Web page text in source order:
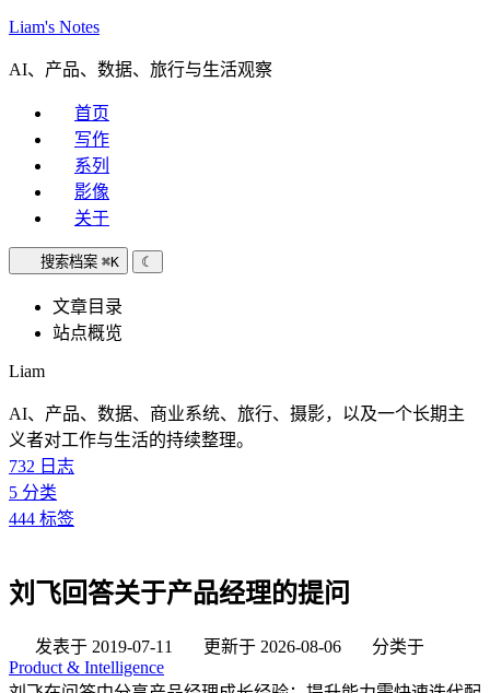
Liam's Notes
AI、产品、数据、旅行与生活观察
首页
写作
系列
影像
关于
搜索档案 ⌘K ☾
文章目录
站点概览
Liam
AI、产品、数据、商业系统、旅行、摄影，以及一个长期主
义者对工作与生活的持续整理。
732 日志
5 分类
444 标签
刘飞回答关于产品经理的提问
发表于 2019-07-11 更新于 2026-08-06
分类于
Product & Intelligence